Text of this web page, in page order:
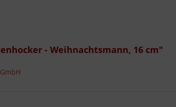
- Weihnachtsmann, 16 cm"